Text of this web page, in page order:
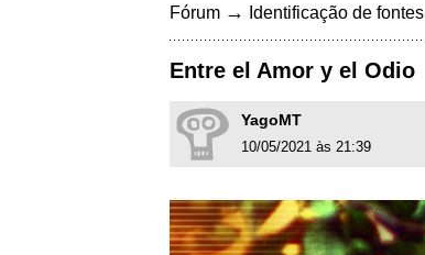
Fórum → Identificação de fontes
Entre el Amor y el Odio
YagoMT
10/05/2021 às 21:39